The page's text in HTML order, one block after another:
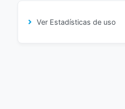
Ver Estadísticas de uso